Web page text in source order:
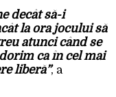
decât să-i
la ora jocului să
atunci când se
ca în cel mai
liberă”, a